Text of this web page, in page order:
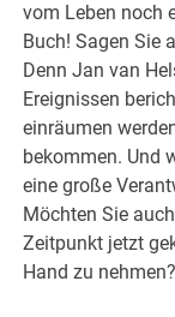
vom Leben noch
Buch! Sagen Sie
Denn Jan van
Ereignissen
einräumen
bekommen. Und
eine große
Möchten Sie
Zeitpunkt jetzt
Hand zu